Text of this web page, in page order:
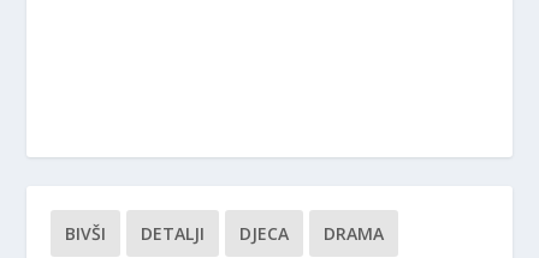
BIVŠI DETALJI DJECA DRAMA